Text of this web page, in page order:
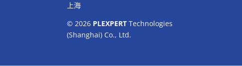
上海
© 2026 PLEXPERT Technologies
(Shanghai) Co., Ltd.